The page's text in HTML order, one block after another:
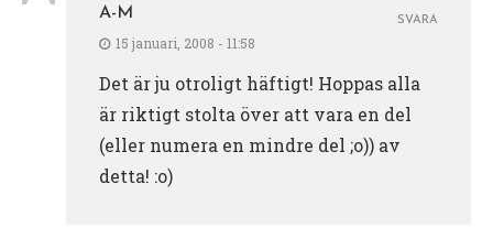
A-M
15 januari, 2008 - 11:58
Det är ju otroligt häftigt! Hoppas alla
är riktigt stolta över att vara en del
(eller numera en mindre del ;o)) av
detta! :o)
SVARA